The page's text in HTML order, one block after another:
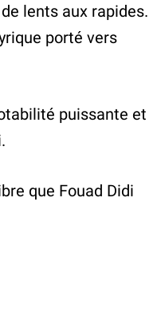
lents aux rapides.
porté vers
puissante et
que Fouad Didi